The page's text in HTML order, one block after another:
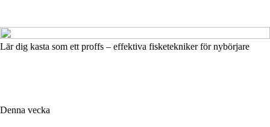
Lär dig kasta som ett proffs – effektiva fisketekniker för nybörjare
Denna vecka